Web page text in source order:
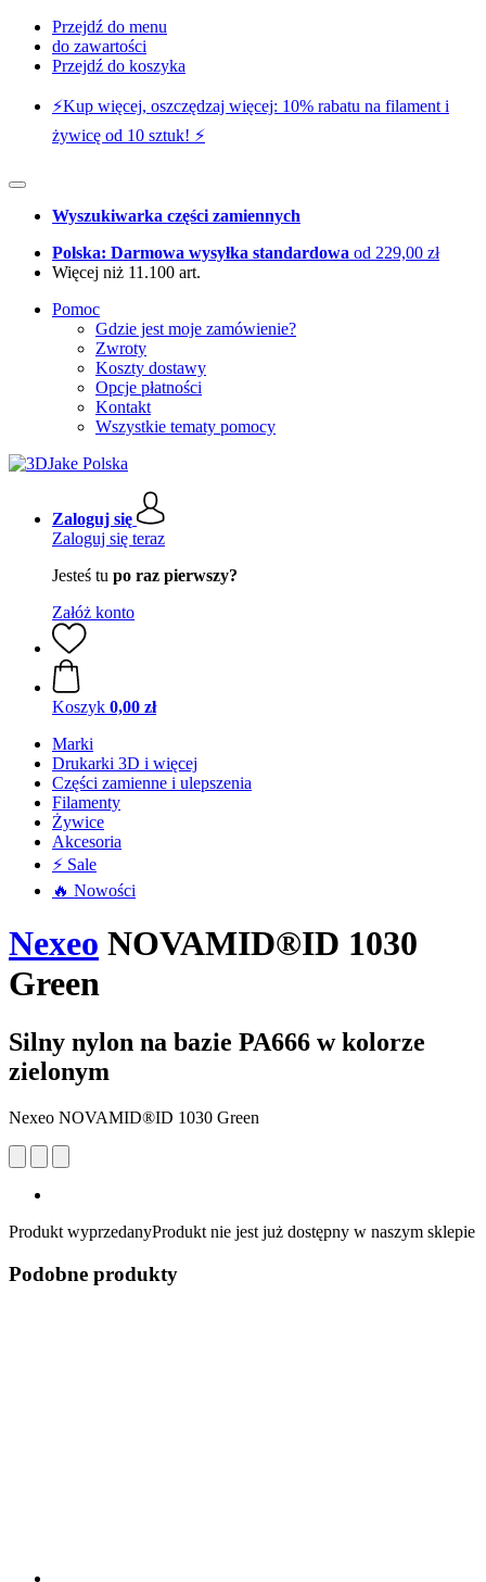
Przejdź do menu
do zawartości
Przejdź do koszyka
⚡️Kup więcej, oszczędzaj więcej: 10% rabatu na filament i
żywicę od 10 sztuk! ⚡️
Wyszukiwarka części zamiennych
Polska: Darmowa wysyłka standardowa od 229,00 zł
Więcej niż 11.100 art.
Pomoc
Gdzie jest moje zamówienie?
Zwroty
Koszty dostawy
Opcje płatności
Kontakt
Wszystkie tematy pomocy
Zaloguj się
Zaloguj się teraz
Jesteś tu po raz pierwszy?
Załóż konto
Koszyk 0,00 zł
Marki
Drukarki 3D i więcej
Części zamienne i ulepszenia
Filamenty
Żywice
Akcesoria
⚡ Sale
🔥 Nowości
Nexeo NOVAMID®ID 1030
Green
Silny nylon na bazie PA666 w kolorze
zielonym
Nexeo NOVAMID®ID 1030 Green
Produkt wyprzedanyProdukt nie jest już dostępny w naszym sklepie
Podobne produkty